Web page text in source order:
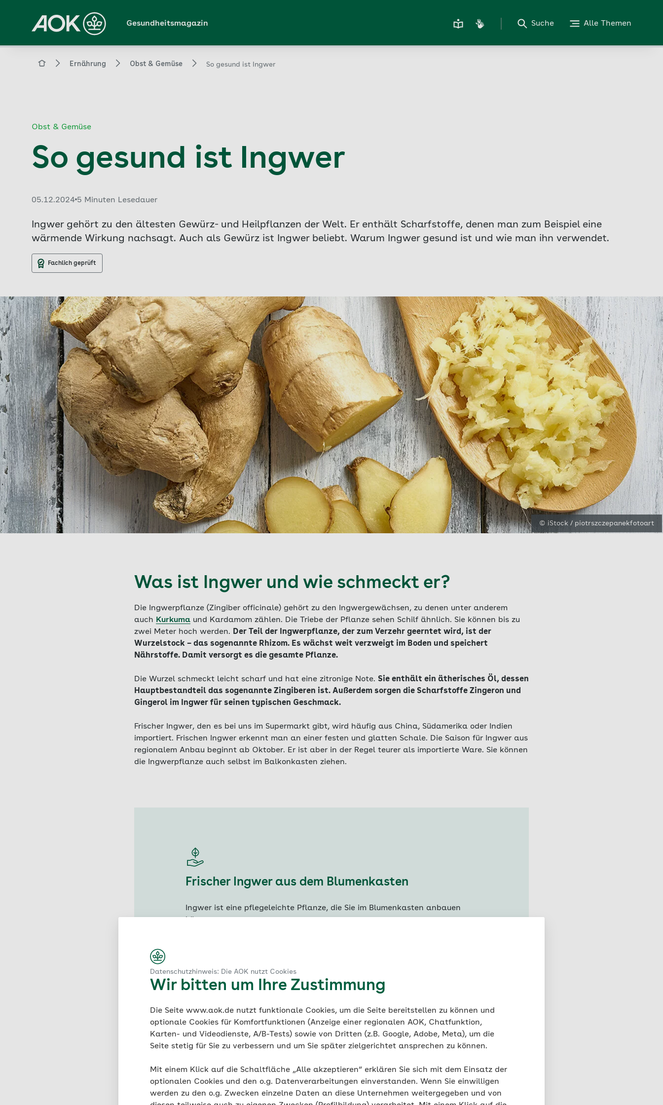
Datenschutzhinweis: Die AOK nutzt Cookies
Wir bitten um Ihre Zustimmung
Die Seite www.aok.de nutzt funktionale Cookies, um die Seite bereitstellen zu können und
optionale Cookies für Komfortfunktionen (Anzeige einer regionalen AOK, Chatfunktion,
Karten- und Videodienste, A/B-Tests) sowie von Dritten (z.B. Google, Adobe, Meta), um die
Seite stetig für Sie zu verbessern und um Sie später zielgerichtet ansprechen zu können.
Mit einem Klick auf die Schaltfläche „Alle akzeptieren“ erklären Sie sich mit dem Einsatz der
optionalen Cookies und den o.g. Datenverarbeitungen einverstanden. Wenn Sie einwilligen
werden zu den o.g. Zwecken einzelne Daten an diese Unternehmen weitergegeben und von
Hauptinhalt
springen
Gesundheitsmagazin Suche Alle Themen
Magazin Ernährung Obst & Gemüse So gesund ist Ingwer
Obst & Gemüse
So gesund ist Ingwer
Veröffentlicht am:
05.12.2024 5 Minuten Lesedauer
Ingwer gehört zu den ältesten Gewürz- und Heilpflanzen der Welt. Er enthält Scharfstoffe, denen man zum Beispiel eine
wärmende Wirkung nachsagt. Auch als Gewürz ist Ingwer beliebt. Warum Ingwer gesund ist und wie man ihn verwendet.
Fachlich geprüft
© iStock / piotrszczepanekfotoart
Was ist Ingwer und wie schmeckt er?
Die Ingwerpflanze (Zingiber officinale) gehört zu den Ingwergewächsen, zu denen unter anderem
auch Kurkuma und Kardamom zählen. Die Triebe der Pflanze sehen Schilf ähnlich. Sie können bis zu
zwei Meter hoch werden. Der Teil der Ingwerpflanze, der zum Verzehr geerntet wird, ist der
Wurzelstock – das sogenannte Rhizom. Es wächst weit verzweigt im Boden und speichert
Nährstoffe. Damit versorgt es die gesamte Pflanze.
Die Wurzel schmeckt leicht scharf und hat eine zitronige Note. Sie enthält ein ätherisches Öl, dessen
Hauptbestandteil das sogenannte Zingiberen ist. Außerdem sorgen die Scharfstoffe Zingeron und
Gingerol im Ingwer für seinen typischen Geschmack.
Frischer Ingwer, den es bei uns im Supermarkt gibt, wird häufig aus China, Südamerika oder Indien
importiert. Frischen Ingwer erkennt man an einer festen und glatten Schale. Die Saison für Ingwer aus
regionalem Anbau beginnt ab Oktober. Er ist aber in der Regel teurer als importierte Ware. Sie können
die Ingwerpflanze auch selbst im Balkonkasten ziehen.
Frischer Ingwer aus dem Blumenkasten
Ingwer ist eine pflegeleichte Pflanze, die Sie im Blumenkasten anbauen
Wasser. Am nächsten Tag setzen Sie den Wurzelstock mit der
Schnittfläche nach unten in den Blumenkasten und bedecken ihn mit
Wochen ein grüner Trieb zeigt und gießen Sie auch anschließend täglich.
Färben sich nach etwa neun Monaten die Blätter gelblich, können Sie den
Ingwer ernten.